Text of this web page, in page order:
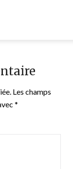
Les champs
*